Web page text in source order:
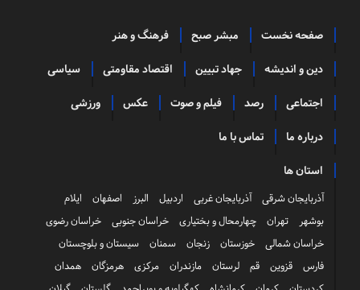
صفحه نخست مبشر صبح فرهنگ و هنر
دین و اندیشه جهاد تبیین اقتصاد مقاومتی سیاسی
اجتماعی رصد فیلم و صوت عکس ورزشی
درباره ما تماس با ما
استان ها
آذربایجان شرقی آذربایجان غربی اردبیل البرز اصفهان
ایلام
بوشهر
تهران چهارمحال و بختیاری خراسان جنوبی
خراسان رضوی
خراسان شمالی
خوزستان زنجان سمنان
سیستان و بلوچستان
فارس
قزوین قم لرستان مازندران مرکزی هرمزگان
همدان